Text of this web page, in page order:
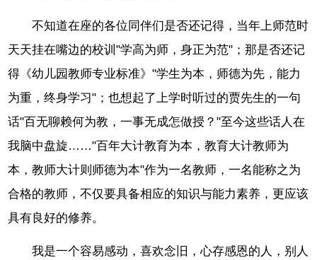
不知道在座的各位同伴们是否还记得，当年上师范时
天天挂在嘴边的校训"学高为师，身正为范"；那是否还记
得《幼儿园教师专业标准》"学生为本，师德为先，能力
为重，终身学习"；也想起了上学时听过的贾先生的一句
话"百无聊赖何为教，一事无成怎做授？"至今这些话人在
我脑中盘旋……"百年大计教育为本，教育大计教师为
本，教师大计则师德为本"作为一名教师，一名能称之为
合格的教师，不仅要具备相应的知识与能力素养，更应该
具有良好的修养。
我是一个容易感动，喜欢念旧，心存感恩的人，别人